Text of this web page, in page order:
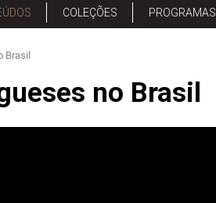
COLEÇÕES PROGRAMAS
Brasil
no Brasil